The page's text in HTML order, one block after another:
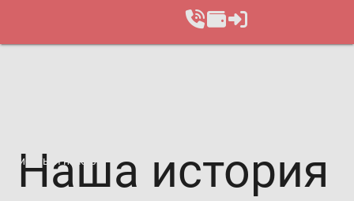
Записаться на курс
Наша история